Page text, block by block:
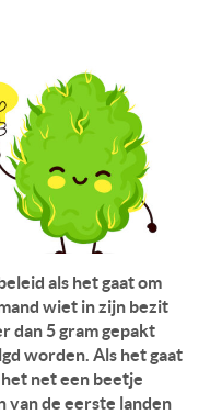
als het gaat om
wiet in zijn bezit
dan 5 gram gepakt
worden. Als het gaat
net een beetje
van de eerste landen